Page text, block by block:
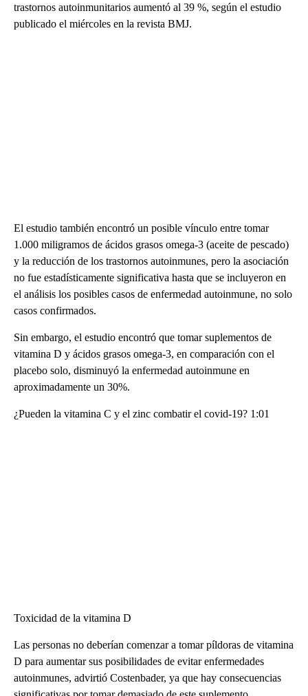
trastornos autoinmunitarios aumentó al 39 %, según el estudio
publicado el miércoles en la revista BMJ.
El estudio también encontró un posible vínculo entre tomar
1.000 miligramos de ácidos grasos omega-3 (aceite de pescado)
y la reducción de los trastornos autoinmunes, pero la asociación
no fue estadísticamente significativa hasta que se incluyeron en
el análisis los posibles casos de enfermedad autoinmune, no solo
casos confirmados.
Sin embargo, el estudio encontró que tomar suplementos de
vitamina D y ácidos grasos omega-3, en comparación con el
placebo solo, disminuyó la enfermedad autoinmune en
aproximadamente un 30%.
¿Pueden la vitamina C y el zinc combatir el covid-19? 1:01
Toxicidad de la vitamina D
Las personas no deberían comenzar a tomar píldoras de vitamina
D para aumentar sus posibilidades de evitar enfermedades
autoinmunes, advirtió Costenbader, ya que hay consecuencias